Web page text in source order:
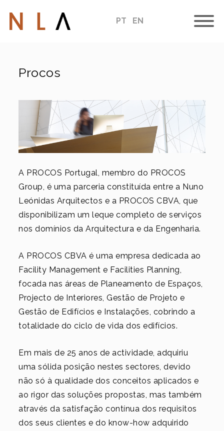
PT EN
Procos
A PROCOS Portugal, membro do PROCOS
Group, é uma parceria constituída entre a Nuno
Leónidas Arquitectos e a PROCOS CBVA, que
disponibilizam um leque completo de serviços
nos domínios da Arquitectura e da Engenharia.
A PROCOS CBVA é uma empresa dedicada ao
Facility Management e Facilities Planning,
focada nas áreas de Planeamento de Espaços,
Projecto de Interiores, Gestão de Projeto e
Gestão de Edifícios e Instalações, cobrindo a
totalidade do ciclo de vida dos edifícios.
Em mais de 25 anos de actividade, adquiriu
uma sólida posição nestes sectores, devido
não só à qualidade dos conceitos aplicados e
ao rigor das soluções propostas, mas também
através da satisfação contínua dos requisitos
dos seus clientes e do know-how adquirido